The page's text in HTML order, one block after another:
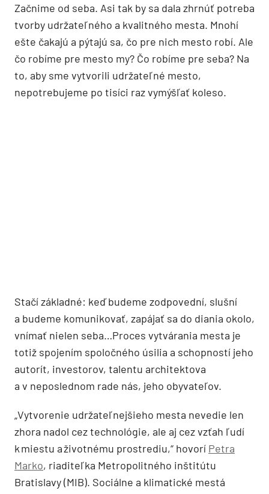
Začnime od seba. Asi tak by sa dala zhrnúť potreba
tvorby udržateľného a kvalitného mesta. Mnohí
ešte čakajú a pýtajú sa, čo pre nich mesto robí. Ale
čo robíme pre mesto my? Čo robíme pre seba? Na
to, aby sme vytvorili udržateľné mesto,
nepotrebujeme po tisíci raz vymýšľať koleso.
Stačí základné: keď budeme zodpovední, slušní
a budeme komunikovať, zapájať sa do diania okolo,
vnímať nielen seba…Proces vytvárania mesta je
totiž spojením spoločného úsilia a schopností jeho
autorít, investorov, talentu architektova
a v neposlednom rade nás, jeho obyvateľov.
„Vytvorenie udržateľnejšieho mesta nevedie len
zhora nadol cez technológie, ale aj cez vzťah ľudí
k miestu a životnému prostrediu,“ hovorí Petra
Marko, riaditeľka Metropolitného inštitútu
Bratislavy (MIB). Sociálne a klimatické mestá